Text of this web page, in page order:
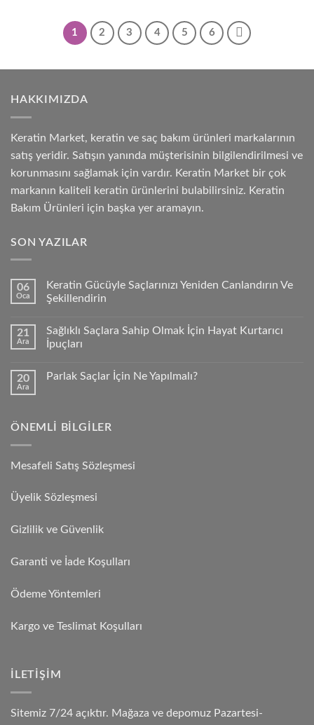
1 2 3 4 5 6
HAKKIMIZDA
Keratin Market, keratin ve saç bakım ürünleri markalarının
satış yeridir. Satışın yanında müşterisinin bilgilendirilmesi ve
korunmasını sağlamak için vardır. Keratin Market bir çok
markanın kaliteli keratin ürünlerini bulabilirsiniz. Keratin
Bakım Ürünleri için başka yer aramayın.
SON YAZILAR
06
Oca
Keratin Gücüyle Saçlarınızı Yeniden Canlandırın Ve
Şekillendirin
21
Ara
Sağlıklı Saçlara Sahip Olmak İçin Hayat Kurtarıcı
İpuçları
20
Ara
Parlak Saçlar İçin Ne Yapılmalı?
ÖNEMLI BILGILER
Mesafeli Satış Sözleşmesi
Üyelik Sözleşmesi
Gizlilik ve Güvenlik
Garanti ve İade Koşulları
Ödeme Yöntemleri
Kargo ve Teslimat Koşulları
İLETIŞIM
Sitemiz 7/24 açıktır. Mağaza ve depomuz Pazartesi-